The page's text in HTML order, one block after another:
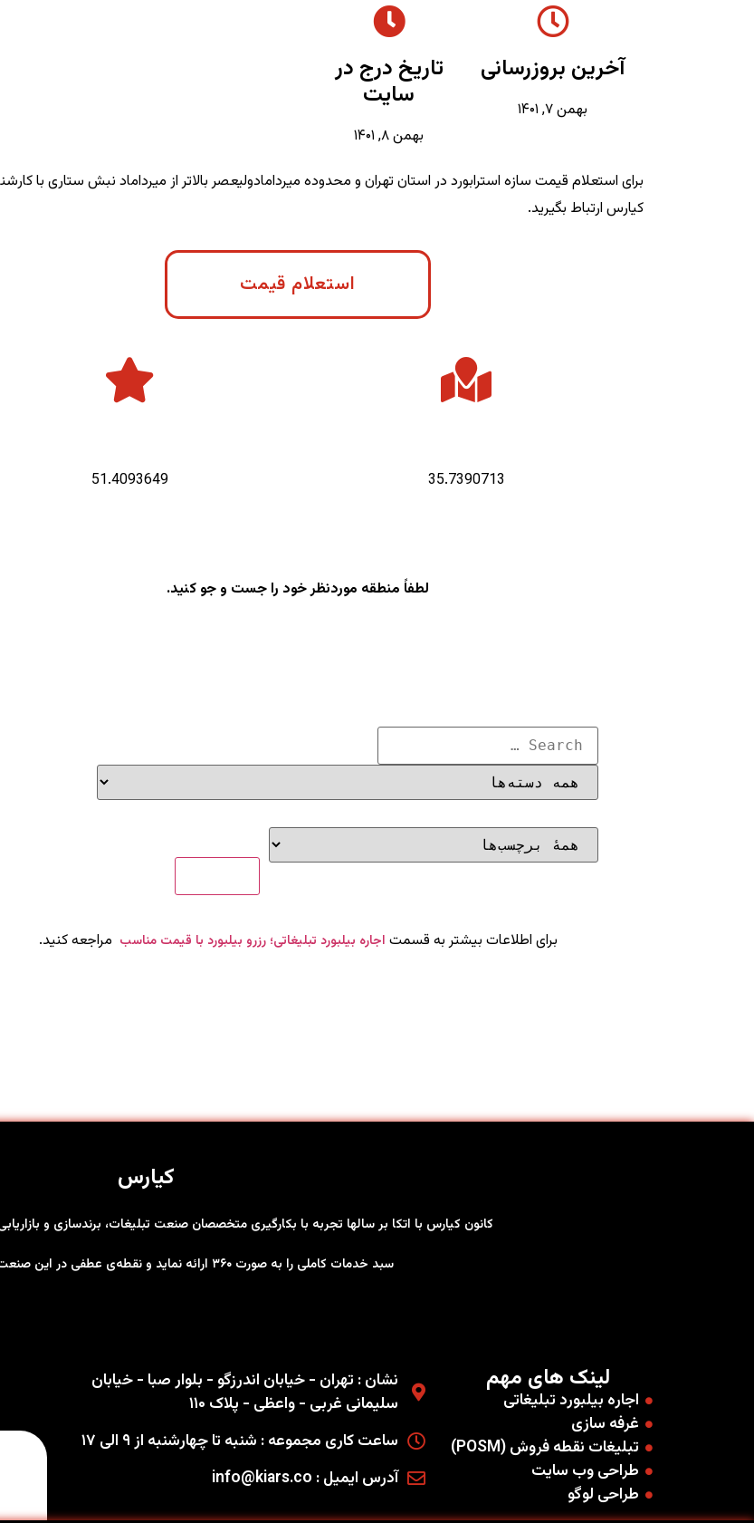
آخرین بروزرسانی
بهمن ۷, ۱۴۰۱
تاریخ درج در
سایت
بهمن ۸, ۱۴۰۱
برای استعلام قیمت سازه استرابورد در استان تهران و محدوده میردامادولیعصر بالاتر از میرداماد نبش ستاری با
کیارس ارتباط بگیرید.
استعلام قیمت
35.7390713
51.4093649
لطفاً منطقه موردنظر خود را جست و جو کنید.
برای اطلاعات بیشتر به قسمت اجاره بیلبورد تبلیغاتی؛ رزرو بیلبورد با قیمت مناسب مراجعه کنید.
کیارس
کانون کیارس با اتکا بر سالها تجربه با بکارگیری متخصصان صنعت تبلیغات، برندسازی و
سبد خدمات کاملی را به صورت ۳۶۰ ارائه نماید و نقطه‌ی عطفی در این صنعت شگفت انگیز باشد
لینک های مهم
اجاره بیلبورد تبلیغاتی
غرفه سازی
تبلیغات نقطه فروش (POSM)
طراحی وب سایت
طراحی لوگو
نشان : تهران - خیابان اندرزگو - بلوار صبا - خیابان
سلیمانی غربی - واعظی - پلاک ۱۱۰
ساعت کاری مجموعه : شنبه تا چهارشنبه از ۹ الی ۱۷
آدرس ایمیل : info@kiars.co